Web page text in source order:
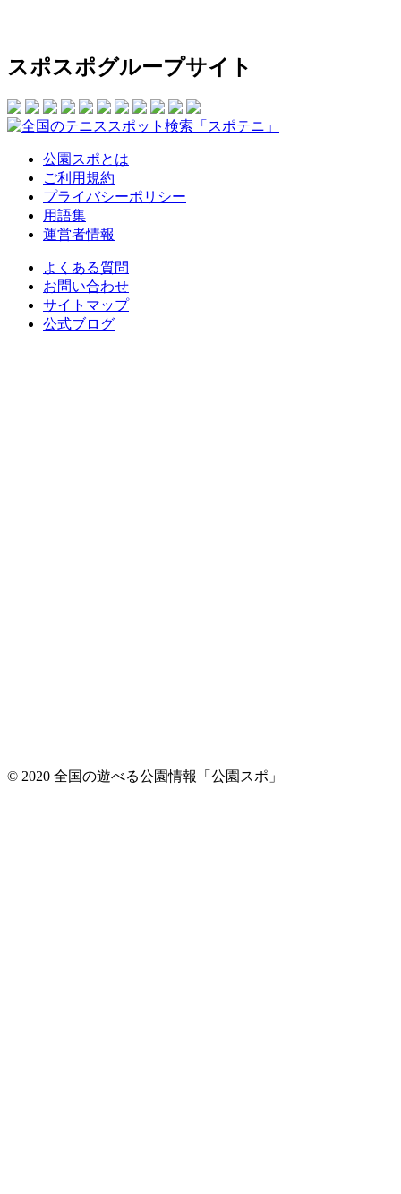
スポスポグループサイト
公園スポとは
ご利用規約
プライバシーポリシー
用語集
運営者情報
よくある質問
お問い合わせ
サイトマップ
公式ブログ
© 2020 全国の遊べる公園情報「公園スポ」